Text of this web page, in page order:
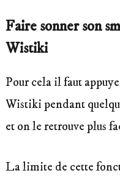
Faire sonner son
Wistiki
Pour cela il faut
Wistiki pendant
et on le retrouve plus
La limite de cette